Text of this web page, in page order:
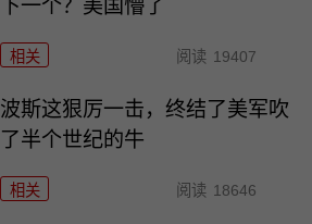
下一个？美国懵了
相关 阅读 19407
波斯这狠厉一击，终结了美军吹
了半个世纪的牛
相关 阅读 18646